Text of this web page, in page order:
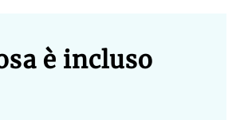
è incluso